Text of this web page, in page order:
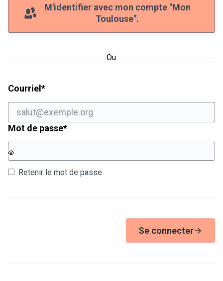
M'identifier avec mon compte "Mon
Toulouse".
Ou
Courriel *Champ obligatoire
Mot de passe*Champ obligatoire
Retenir le mot de passe
Se connecter